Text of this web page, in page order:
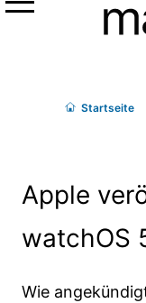
Menü
Startseite
Apple
watchOS
Wie